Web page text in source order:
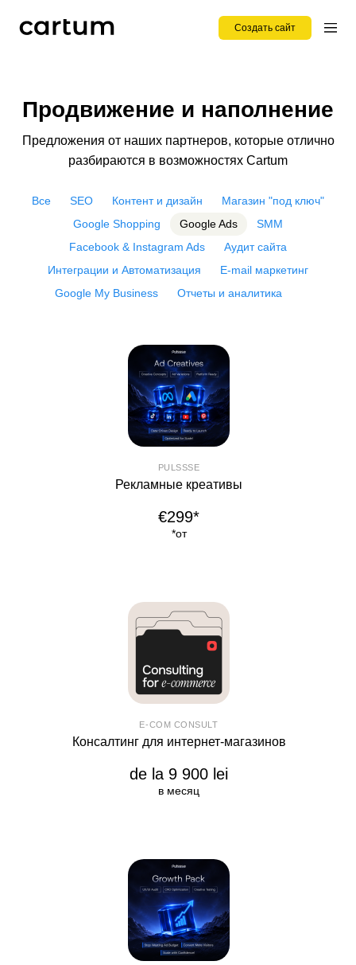
Создать сайт
Продвижение и наполнение
Предложения от наших партнеров, которые отлично
разбираются в возможностях Cartum
Все SEO Контент и дизайн
Магазин "под ключ"
Google Shopping
Google Ads
SMM
Facebook & Instagram Ads
Аудит сайта
Интеграции и Автоматизация
E-mail маркетинг
Google My Business
Отчеты и аналитика
PULSSSE
Рекламные креативы
€299*
*от
E-COM CONSULT
Консалтинг для интернет-магазинов
de la 9 900 lei
в месяц